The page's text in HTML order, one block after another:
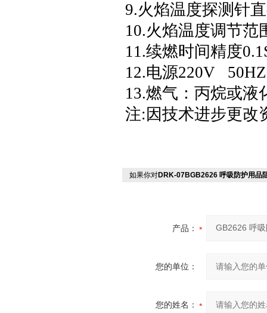
9.火焰温度探测针
10.火焰温度调节范
11.续燃时间精度
12.电源220V 50HZ
13.燃气：丙烷或液
注:因技术进步更改
如果你对DRK-07BGB2626 呼吸防护用品
产品：
您的单位：
您的姓名：